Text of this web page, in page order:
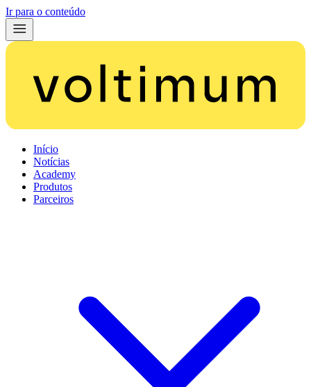
Ir para o conteúdo
Início
Notícias
Academy
Produtos
Parceiros